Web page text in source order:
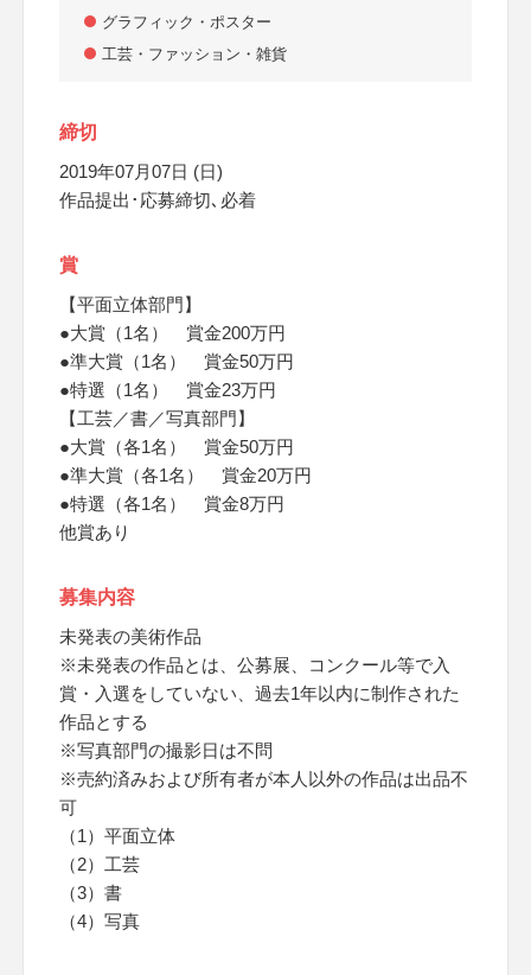
グラフィック・ポスター
工芸・ファッション・雑貨
締切
2019年07月07日 (日)
作品提出･応募締切､必着
賞
【平面立体部門】
●大賞（1名） 賞金200万円
●準大賞（1名） 賞金50万円
●特選（1名） 賞金23万円
【工芸／書／写真部門】
●大賞（各1名） 賞金50万円
●準大賞（各1名） 賞金20万円
●特選（各1名） 賞金8万円
他賞あり
募集内容
未発表の美術作品
※未発表の作品とは、公募展、コンクール等で入
賞・入選をしていない、過去1年以内に制作された
作品とする
※写真部門の撮影日は不問
※売約済みおよび所有者が本人以外の作品は出品不
可
（1）平面立体
（2）工芸
（3）書
（4）写真